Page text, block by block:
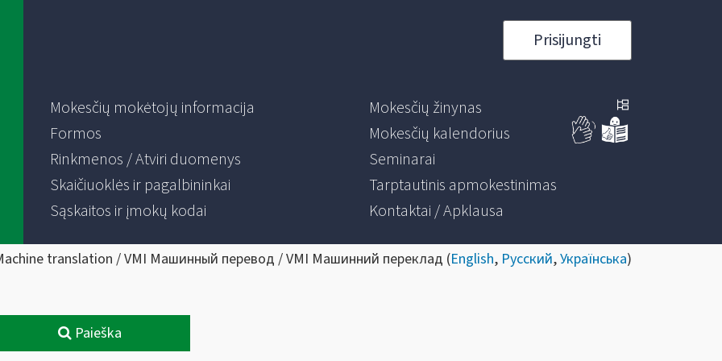
Prisijungti
Mokesčių mokėtojų informacija
Formos
Rinkmenos / Atviri duomenys
Skaičiuoklės ir pagalbininkai
Sąskaitos ir įmokų kodai
Mokesčių žinynas
Mokesčių kalendorius
Seminarai
Tarptautinis apmokestinimas
Kontaktai / Apklausa
translation / VMI Машинный перевод / VMI Машинний переклад (English, Русский,Українська)
Paieška